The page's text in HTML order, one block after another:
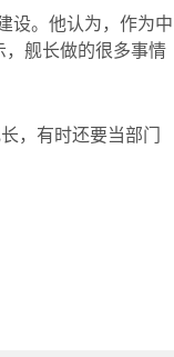
设。他认为，作为中
，舰长做的很多事情
，有时还要当部门